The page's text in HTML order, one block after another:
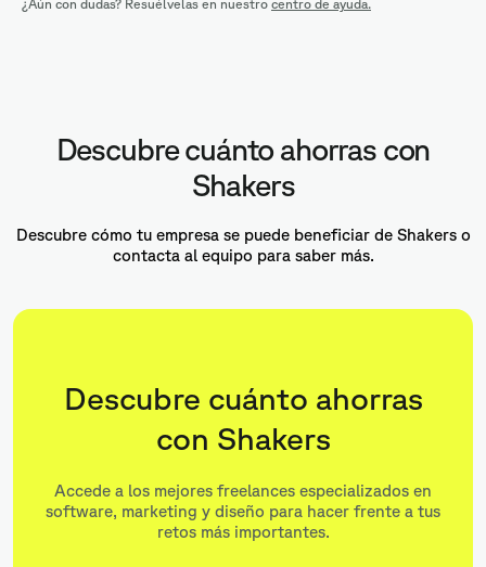
¿Aún con dudas? Resuélvelas en nuestro centro de ayuda.
Descubre cuánto ahorras con
Shakers
Descubre cómo tu empresa se puede beneficiar de Shakers o
contacta al equipo para saber más.
Descubre cuánto ahorras
con Shakers
Accede a los mejores freelances especializados en
software, marketing y diseño para hacer frente a tus
retos más importantes.